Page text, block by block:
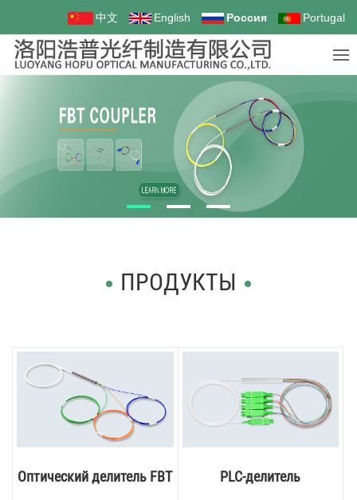
中文 English Россия Portugal
ПРОДУКТЫ
Оптический делитель FBT PLC-делитель